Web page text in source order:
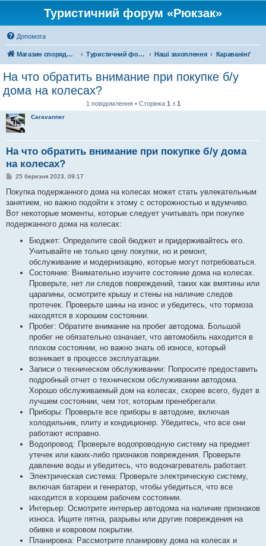
Туристичний форум «Рюкзак»
Допомога
Магазин спорядження Туристичний форум «Рюкзак» Наші захоплення Караванінґ
На что обратить внимание при покупке б/у
дома на колесах?
1 повідомлення • Сторінка 1 з 1
Caravanner
На что обратить внимание при покупке б/у дома
на колесах?
П
в
д
о
л
25 березня 2023, 09:17
Покупка подержанного дома на колесах может стать увлекательным
занятием, но важно подойти к этому с осторожностью и вдумчиво.
Вот некоторые моменты, которые следует учитывать при покупке
подержанного дома на колесах:
Бюджет: Определите свой бюджет и придерживайтесь его.
Учитывайте не только цену покупки, но и ремонт,
обслуживание и модернизацию, которые могут потребоваться.
Состояние: Внимательно изучите состояние дома на колесах.
Проверьте, нет ли следов повреждений, таких как вмятины или
царапины, осмотрите крышу и стены на наличие следов
протечек. Проверьте шины на износ и убедитесь, что тормоза
находятся в хорошем состоянии.
Пробег: Обратите внимание на пробег автодома. Большой
пробег не обязательно означает, что автомобиль находится в
плохом состоянии, но важно знать об износе, который
возникает в процессе эксплуатации.
Записи о техническом обслуживании: Попросите предоставить
подробный отчет о техническом обслуживании автодома.
Хорошо обслуживаемый дом на колесах, скорее всего, будет в
лучшем состоянии, чем тот, которым пренебрегали.
Приборы: Проверьте все приборы в автодоме, включая
холодильник, плиту и кондиционер. Убедитесь, что все они
работают исправно.
Водопровод: Проверьте водопроводную систему на предмет
утечек или каких-либо признаков повреждения. Проверьте
давление воды и убедитесь, что водонагреватель работает.
Электрическая система: Проверьте электрическую систему,
включая батареи и генератор, чтобы убедиться, что все
находится в хорошем рабочем состоянии.
Интерьер: Осмотрите интерьер автодома на наличие признаков
износа. Ищите пятна, разрывы или другие повреждения на
обивке и ковровом покрытии.
Планировка: Рассмотрите планировку дома на колесах и